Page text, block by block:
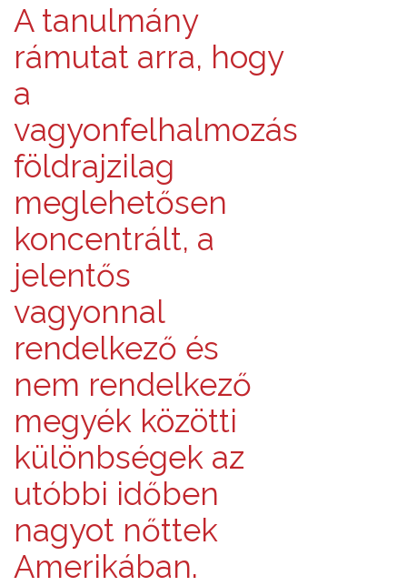
A tanulmány
rámutat arra, hogy
a
vagyonfelhalmozás
földrajzilag
meglehetősen
koncentrált, a
jelentős
vagyonnal
rendelkező és
nem rendelkező
megyék közötti
különbségek az
utóbbi időben
nagyot nőttek
Amerikában.